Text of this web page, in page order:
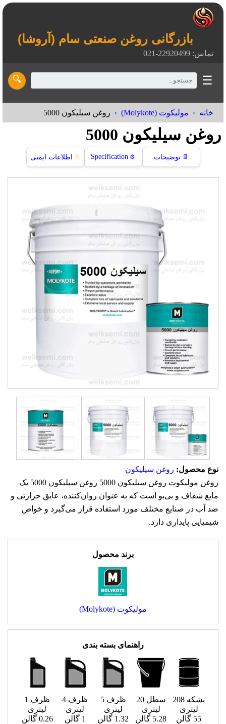
بازرگانی روغن صنعتی سام (آروشا)
تماس: 22920499-021
☰
🔍
خانه مولیکوت (Molykote) روغن سیلیکون 5000
روغن سیلیکون 5000
📄 توضیحات ⚙️
Specification
⚠️ اطلاعات ایمنی
نوع محصول: روغن سیلیکون
روغن مولیکوت روغن سیلیکون 5000 روغن سیلیکون 5000 یک
مایع شفاف و بی‌بو است که به عنوان روان‌کننده، عایق حرارتی و
ضد آب در صنایع مختلف مورد استفاده قرار می‌گیرد و خواص
شیمیایی پایداری دارد.
برند محصول
مولیکوت (Molykote)
راهنمای بسته بندی
بشکه 208
لیتری
55 گالن
سطل 20
لیتری
5.28 گالن
ظرف 5
لیتری
1.32 گالن
ظرف 4
لیتری
1 گالن
ظرف 1
لیتری
0.26 گالن